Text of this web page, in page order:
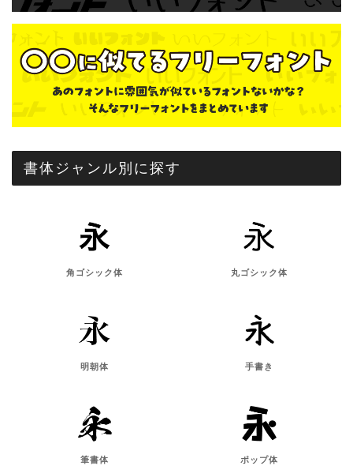
書体ジャンル別に探す
角ゴシック体 丸ゴシック体
明朝体 手書き
筆書体 ポップ体